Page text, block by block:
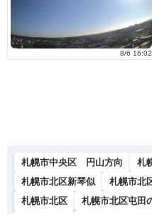
8/6 16:02
札幌市中央区 円山方向 札
札幌市北区新琴似
札幌市北
札幌市北区
札幌市北区屯田